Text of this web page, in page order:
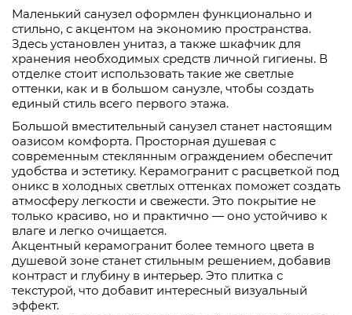
Маленький санузел оформлен функционально и
стильно, с акцентом на экономию пространства.
Здесь установлен унитаз, а также шкафчик для
хранения необходимых средств личной гигиены. В
отделке стоит использовать такие же светлые
оттенки, как и в большом санузле, чтобы создать
единый стиль всего первого этажа.
Большой вместительный санузел станет настоящим
оазисом комфорта. Просторная душевая с
современным стеклянным ограждением обеспечит
удобства и эстетику. Керамогранит с расцветкой под
оникс в холодных светлых оттенках поможет создать
атмосферу легкости и свежести. Это покрытие не
только красиво, но и практично — оно устойчиво к
влаге и легко очищается.
Акцентный керамогранит более темного цвета в
душевой зоне станет стильным решением, добавив
контраст и глубину в интерьер. Это плитка с
текстурой, что добавит интересный визуальный
эффект.